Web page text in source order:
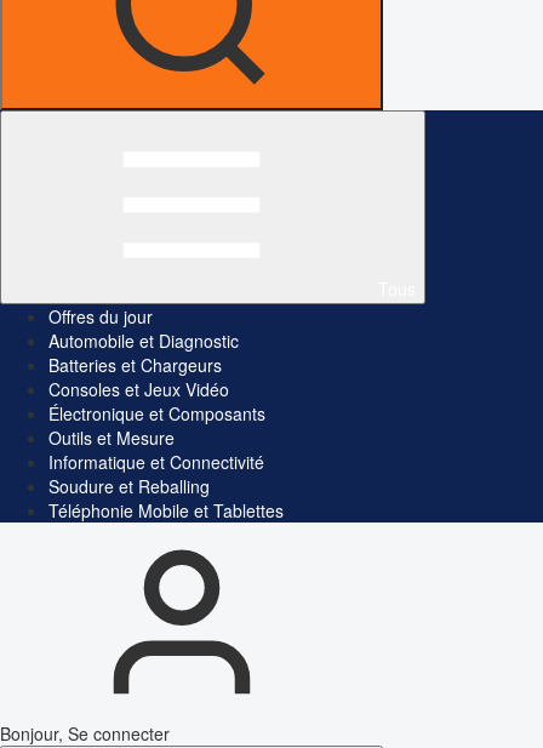
Offres du jour
Automobile et Diagnostic
Batteries et Chargeurs
Consoles et Jeux Vidéo
Électronique et Composants
Outils et Mesure
Informatique et Connectivité
Soudure et Reballing
Téléphonie Mobile et Tablettes
Bonjour, Se connecter